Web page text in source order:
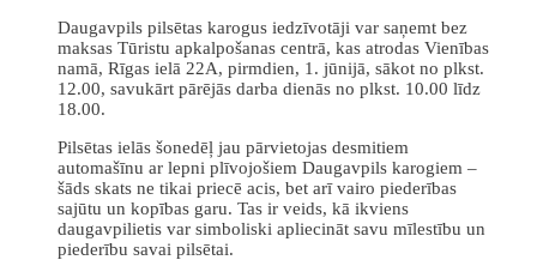
Daugavpils pilsētas karogus iedzīvotāji var saņemt bez
maksas Tūristu apkalpošanas centrā, kas atrodas Vienības
namā, Rīgas ielā 22A, pirmdien, 1. jūnijā, sākot no plkst.
12.00, savukārt pārējās darba dienās no plkst. 10.00 līdz
18.00.
Pilsētas ielās šonedēļ jau pārvietojas desmitiem
automašīnu ar lepni plīvojošiem Daugavpils karogiem –
šāds skats ne tikai priecē acis, bet arī vairo piederības
sajūtu un kopības garu. Tas ir veids, kā ikviens
daugavpilietis var simboliski apliecināt savu mīlestību un
piederību savai pilsētai.